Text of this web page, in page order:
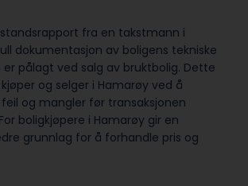
fra en takstmann i
dokumentasjon av boligens tekniske
pålagt ved salg av bruktbolig. Dette
og selger i Hamarøy ved å
og mangler før transaksjonen
boligkjøpere i Hamarøy gir en
grunnlag for å forhandle pris og